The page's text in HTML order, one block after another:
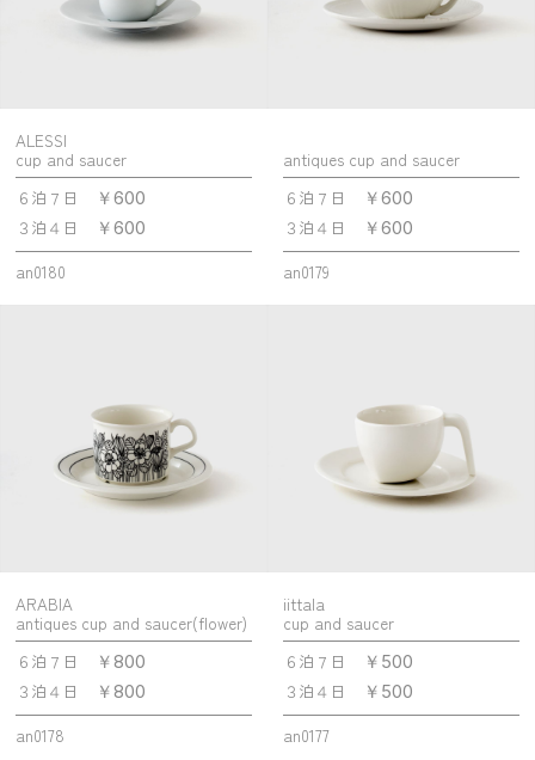
ALESSI
cup and saucer
６泊７日
￥600
３泊４日 ￥600
an0180
antiques cup and saucer
６泊７日
￥600
３泊４日 ￥600
an0179
ARABIA
antiques cup and saucer(flower)
６泊７日
￥800
３泊４日 ￥800
an0178
iittala
cup and saucer
６泊７日
￥500
３泊４日 ￥500
an0177